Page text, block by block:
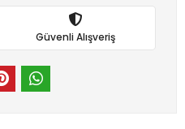
Güvenli Alışveriş